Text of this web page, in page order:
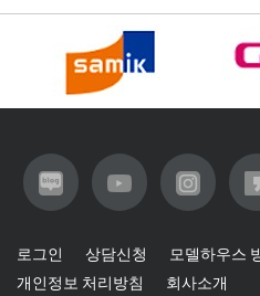
로그인 상담신청 모델하우스
개인정보 처리방침
회사소개